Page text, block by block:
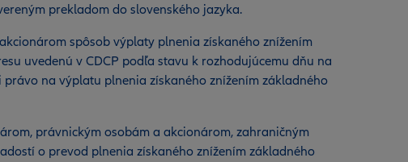
prekladom do slovenského jazyka.
spôsob výplaty plnenia získaného znížením
uvedenú v CDCP podľa stavu k rozhodujúcemu dňu na
na výplatu plnenia získaného znížením základného
právnickým osobám a akcionárom, zahraničným
o prevod plnenia získaného znížením základného